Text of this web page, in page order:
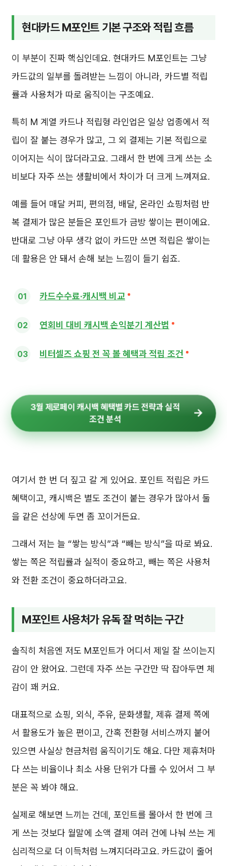
현대카드 M포인트 기본 구조와 적립 흐름
이 부분이 진짜 핵심인데요. 현대카드 M포인트는 그냥
카드값의 일부를 돌려받는 느낌이 아니라, 카드별 적립
률과 사용처가 따로 움직이는 구조예요.
특히 M 계열 카드나 적립형 라인업은 일상 업종에서 적
립이 잘 붙는 경우가 많고, 그 외 결제는 기본 적립으로
이어지는 식이 많더라고요. 그래서 한 번에 크게 쓰는 소
비보다 자주 쓰는 생활비에서 차이가 더 크게 느껴져요.
예를 들어 매달 커피, 편의점, 배달, 온라인 쇼핑처럼 반
복 결제가 많은 분들은 포인트가 금방 쌓이는 편이에요.
반대로 그냥 아무 생각 없이 카드만 쓰면 적립은 쌓이는
데 활용은 안 돼서 손해 보는 느낌이 들기 쉽죠.
카드수수료·캐시백 비교
연회비 대비 캐시백 손익분기 계산법
비터셀즈 쇼핑 전 꼭 볼 혜택과 적립 조건
3월 제로페이 캐시백 혜택별 카드 전략과 실적
조건 분석
여기서 한 번 더 짚고 갈 게 있어요. 포인트 적립은 카드
혜택이고, 캐시백은 별도 조건이 붙는 경우가 많아서 둘
을 같은 선상에 두면 좀 꼬이거든요.
그래서 저는 늘 “쌓는 방식”과 “빼는 방식”을 따로 봐요.
쌓는 쪽은 적립률과 실적이 중요하고, 빼는 쪽은 사용처
와 전환 조건이 중요하더라고요.
M포인트 사용처가 유독 잘 먹히는 구간
솔직히 처음엔 저도 M포인트가 어디서 제일 잘 쓰이는지
감이 안 왔어요. 그런데 자주 쓰는 구간만 딱 잡아두면 체
감이 꽤 커요.
대표적으로 쇼핑, 외식, 주유, 문화생활, 제휴 결제 쪽에
서 활용도가 높은 편이고, 간혹 전환형 서비스까지 붙어
있으면 사실상 현금처럼 움직이기도 해요. 다만 제휴처마
다 쓰는 비율이나 최소 사용 단위가 다를 수 있어서 그 부
분은 꼭 봐야 해요.
실제로 해보면 느끼는 건데, 포인트를 몰아서 한 번에 크
게 쓰는 것보다 월말에 소액 결제 여러 건에 나눠 쓰는 게
심리적으로 더 이득처럼 느껴지더라고요. 카드값이 줄어